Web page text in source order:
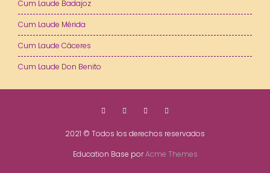
Cum Laude Badajoz
Cum Laude Mérida
Cum Laude Cáceres
Cum Laude Don Benito
2021 © Todos los derechos reservados
Education Base porAcme Themes